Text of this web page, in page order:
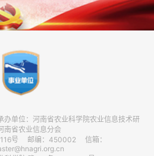
办单位：河南省农业科学院农业信息技术研
南省农业信息分会
116号 邮编：450002 信箱：